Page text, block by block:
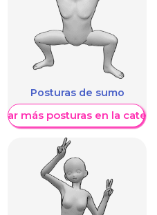
Posturas de sumo
más posturas en la